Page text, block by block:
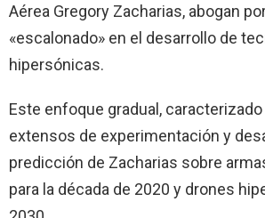
Aérea Gregory Zacharias, abogan
«escalonado» en el desarrollo de
hipersónicas.
Este enfoque gradual,
extensos de experimentación y
predicción de Zacharias sobre
para la década de 2020 y drones